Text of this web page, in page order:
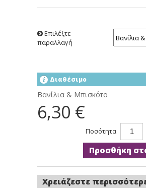
Επιλέξτε
παραλλαγή
Διαθέσιμο
Βανίλια & Μπισκότο
6,30 €
Ποσότητα
Προσθήκη
Χρειάζεστε